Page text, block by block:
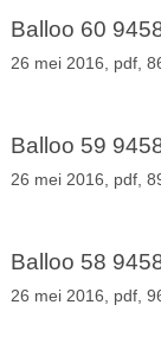
Balloo 60
26 mei 2016, pdf,
Balloo 59
26 mei 2016, pdf,
Balloo 58
26 mei 2016, pdf,